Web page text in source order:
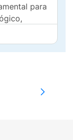
para
no